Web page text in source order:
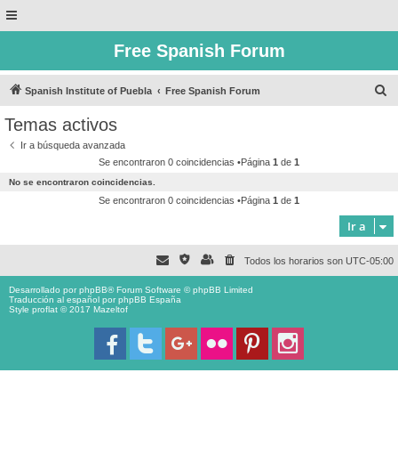
Free Spanish Forum
Spanish Institute of Puebla Free Spanish Forum
Temas activos
Ir a búsqueda avanzada
Se encontraron 0 coincidencias •Página 1 de 1
No se encontraron coincidencias.
Se encontraron 0 coincidencias •Página 1 de 1
Ir a
Todos los horarios son UTC-05:00
Desarrollado porphpBB® Forum Software © phpBB Limited
Traducción al español porphpBB España
Style proflat © 2017 Mazeltof